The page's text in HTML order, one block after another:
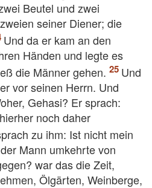
Beutel und zwei
seiner Diener; die
Und da er kam an den
Händen und legte es
die Männer gehen.
Und
vor seinen Herrn. Und
Gehasi? Er sprach:
noch daher
zu ihm: Ist nicht mein
Mann umkehrte von
war das die Zeit,
Ölgärten, Weinberge,